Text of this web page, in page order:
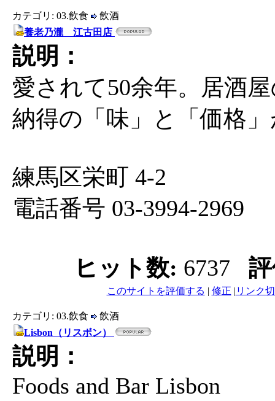
カテゴリ: 03.飲食
飲酒
養老乃瀧 江古田店
説明：
愛されて50余年。居酒
納得の「味」と「価格
練馬区栄町 4-2
電話番号 03-3994-2969
ヒット数: 6737
このサイトを評価する | 修正 | リンク
カテゴリ: 03.飲食
飲酒
Lisbon（リスボン）
説明：
Foods and Bar Lisbon